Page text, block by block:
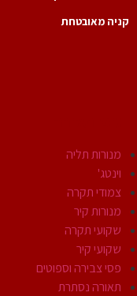
מאובטחת
מנורות תליה
וינטג'
צמודי תקרה
מנורות קיר
שקועי תקרה
שקועי קיר
פסי צבירה וספוטים
תאורה נסתרת